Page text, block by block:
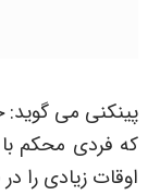
پینکنی می
که فردی محکم
اوقات زیادی را